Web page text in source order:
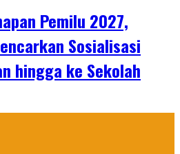
Pemilu 2027,
Sosialisasi
hingga ke Sekolah